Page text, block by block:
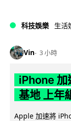
科技娛樂 生活
Vin 3 小時
iPhone 加
基地 上年
Apple 加速將